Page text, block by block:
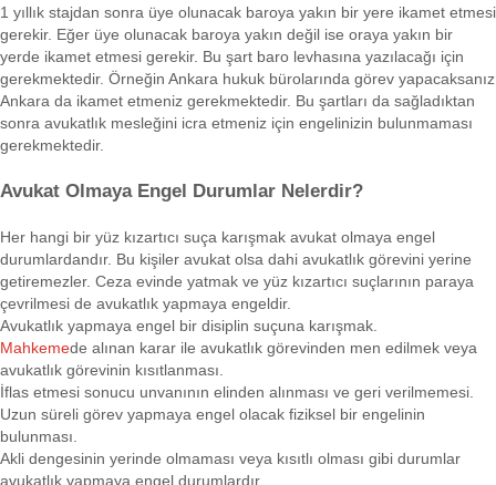
1 yıllık stajdan sonra üye olunacak baroya yakın bir yere ikamet etmesi
gerekir. Eğer üye olunacak baroya yakın değil ise oraya yakın bir
yerde ikamet etmesi gerekir. Bu şart baro levhasına yazılacağı için
gerekmektedir. Örneğin Ankara hukuk bürolarında görev yapacaksanız
Ankara da ikamet etmeniz gerekmektedir. Bu şartları da sağladıktan
sonra avukatlık mesleğini icra etmeniz için engelinizin bulunmaması
gerekmektedir.
Avukat Olmaya Engel Durumlar Nelerdir?
Her hangi bir yüz kızartıcı suça karışmak avukat olmaya engel
durumlardandır. Bu kişiler avukat olsa dahi avukatlık görevini yerine
getiremezler. Ceza evinde yatmak ve yüz kızartıcı suçlarının paraya
çevrilmesi de avukatlık yapmaya engeldir.
Avukatlık yapmaya engel bir disiplin suçuna karışmak.
Mahkemede alınan karar ile avukatlık görevinden men edilmek veya
avukatlık görevinin kısıtlanması.
İflas etmesi sonucu unvanının elinden alınması ve geri verilmemesi.
Uzun süreli görev yapmaya engel olacak fiziksel bir engelinin
bulunması.
Akli dengesinin yerinde olmaması veya kısıtlı olması gibi durumlar
avukatlık yapmaya engel durumlardır.